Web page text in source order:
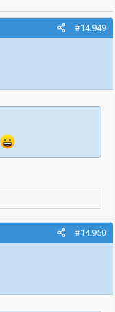
#14.949
#14.950